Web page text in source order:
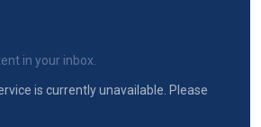
in your inbox.
is currently unavailable. Please